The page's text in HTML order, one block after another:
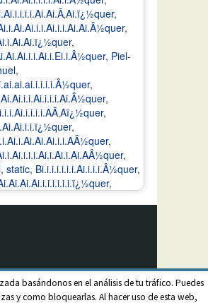
basándonos en el análisis de tu tráfico. Puedes
y como bloquearlas. Al hacer uso de esta web,
,
,
,
, Piel-
,
,
,
,
,
,
,
, static, Bi.i.i.i.i.i.i.Ai.i.i.i.Â½quer,
,